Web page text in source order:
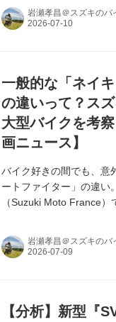
岩瀬孝昌＠スズキのバ
一般的な「ネイ
の違いって？ス
大型バイクを考
画ニュース】
バイク好きの間でも、意
ートファイター」の違い
（Suzuki Moto France
岩瀬孝昌＠スズキのバ
【分析】新型『